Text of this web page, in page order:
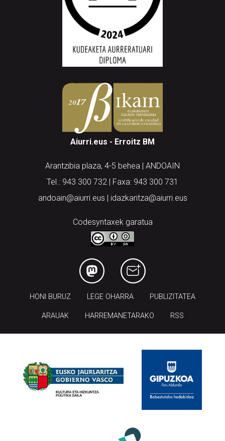
Aiurri.eus - Erroitz BM
Arantzibia plaza, 4-5 behea | ANDOAIN
Tel.: 943 300 732 | Faxa: 943 300 731
andoain@aiurri.eus | idazkaritza@aiurri.eus
Codesyntaxek garatua
HONI BURUZ LEGE OHARRA PUBLIZITATEA
ARAUAK HARREMANETARAKO RSS